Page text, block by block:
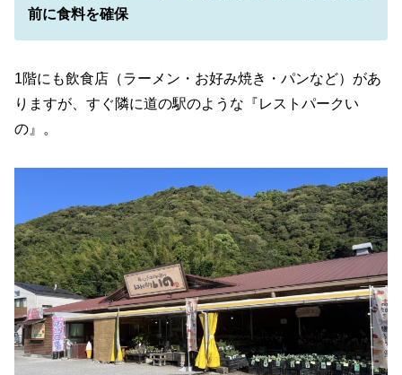
前に食料を確保
1階にも飲食店（ラーメン・お好み焼き・パンなど）があ
りますが、すぐ隣に道の駅のような『レストパークい
の』。